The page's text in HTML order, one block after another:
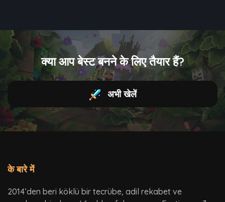
क्या आप बेस्ट बनने के लिए तैयार हैं?
अभी खेलें
के बारे में
2014’den beri köklü bir tecrübe, adil rekabet ve